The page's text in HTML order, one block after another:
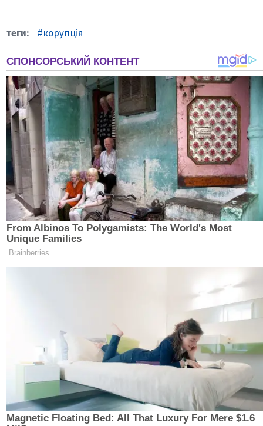
корупція